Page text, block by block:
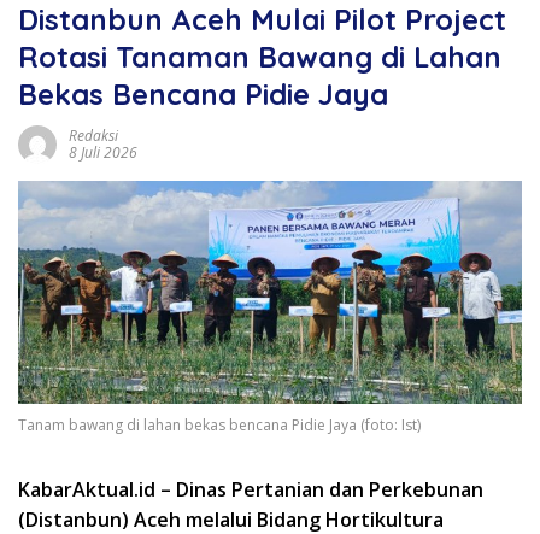
Distanbun Aceh Mulai Pilot Project
Rotasi Tanaman Bawang di Lahan
Bekas Bencana Pidie Jaya
Redaksi
8 Juli 2026
Tanam bawang di lahan bekas bencana Pidie Jaya (foto: Ist)
KabarAktual.id – Dinas Pertanian dan Perkebunan
(Distanbun) Aceh melalui Bidang Hortikultura